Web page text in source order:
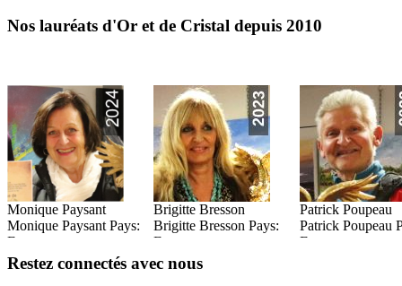
Nos lauréats d'Or et de Cristal depuis 2010
Monique Paysant
Monique Paysant Pays:
France
Read this Entry
Brigitte Bresson
Brigitte Bresson Pays:
France
Read this Entry
Patrick Poupeau
Patrick Poupeau
France
Restez connectés avec nous